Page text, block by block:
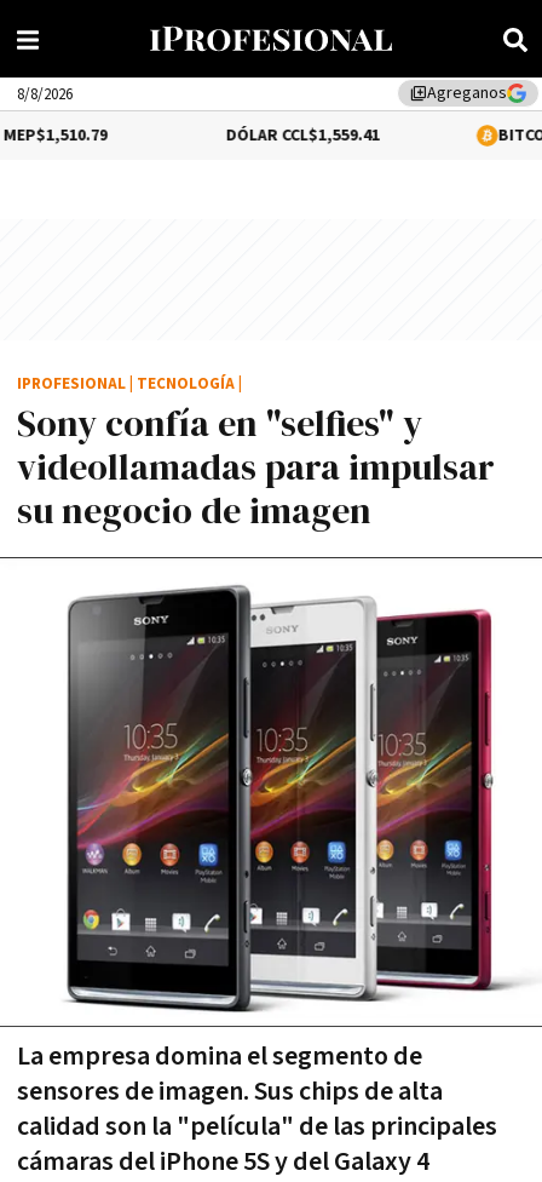
library_addAgreganos
8/8/2026
$1,559.41 BITCOIN0.12%
Sony confí­a en "selfies" y
videollamadas para impulsar
su negocio de imagen
La empresa domina el segmento de
sensores de imagen. Sus chips de alta
calidad son la "película" de las principales
cámaras del iPhone 5S y del Galaxy 4
IPROFESIONAL TECNOLOGÍA